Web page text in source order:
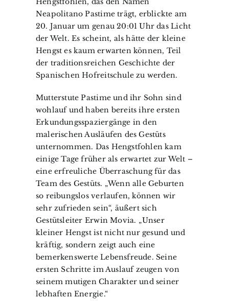
Neapolitano Pastime trägt, erblickte am
20. Januar um genau 20:01 Uhr das Licht
der Welt. Es scheint, als hätte der kleine
Hengst es kaum erwarten können, Teil
der traditionsreichen Geschichte der
Spanischen Hofreitschule zu werden.
Mutterstute Pastime und ihr Sohn sind
wohlauf und haben bereits ihre ersten
Erkundungsspaziergänge in den
malerischen Ausläufen des Gestüts
unternommen. Das Hengstfohlen kam
einige Tage früher als erwartet zur Welt –
eine erfreuliche Überraschung für das
Team des Gestüts. „Wenn alle Geburten
so reibungslos verlaufen, können wir
sehr zufrieden sein“, äußert sich
Gestütsleiter Erwin Movia. „Unser
kleiner Hengst ist nicht nur gesund und
kräftig, sondern zeigt auch eine
bemerkenswerte Lebensfreude. Seine
ersten Schritte im Auslauf zeugen von
seinem mutigen Charakter und seiner
lebhaften Energie.“